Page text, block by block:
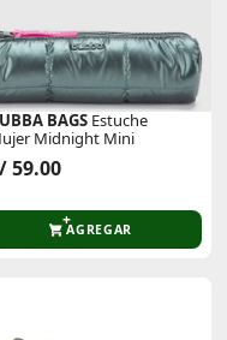
BAGS Estuche
Midnight Mini
59.00
AGREGAR